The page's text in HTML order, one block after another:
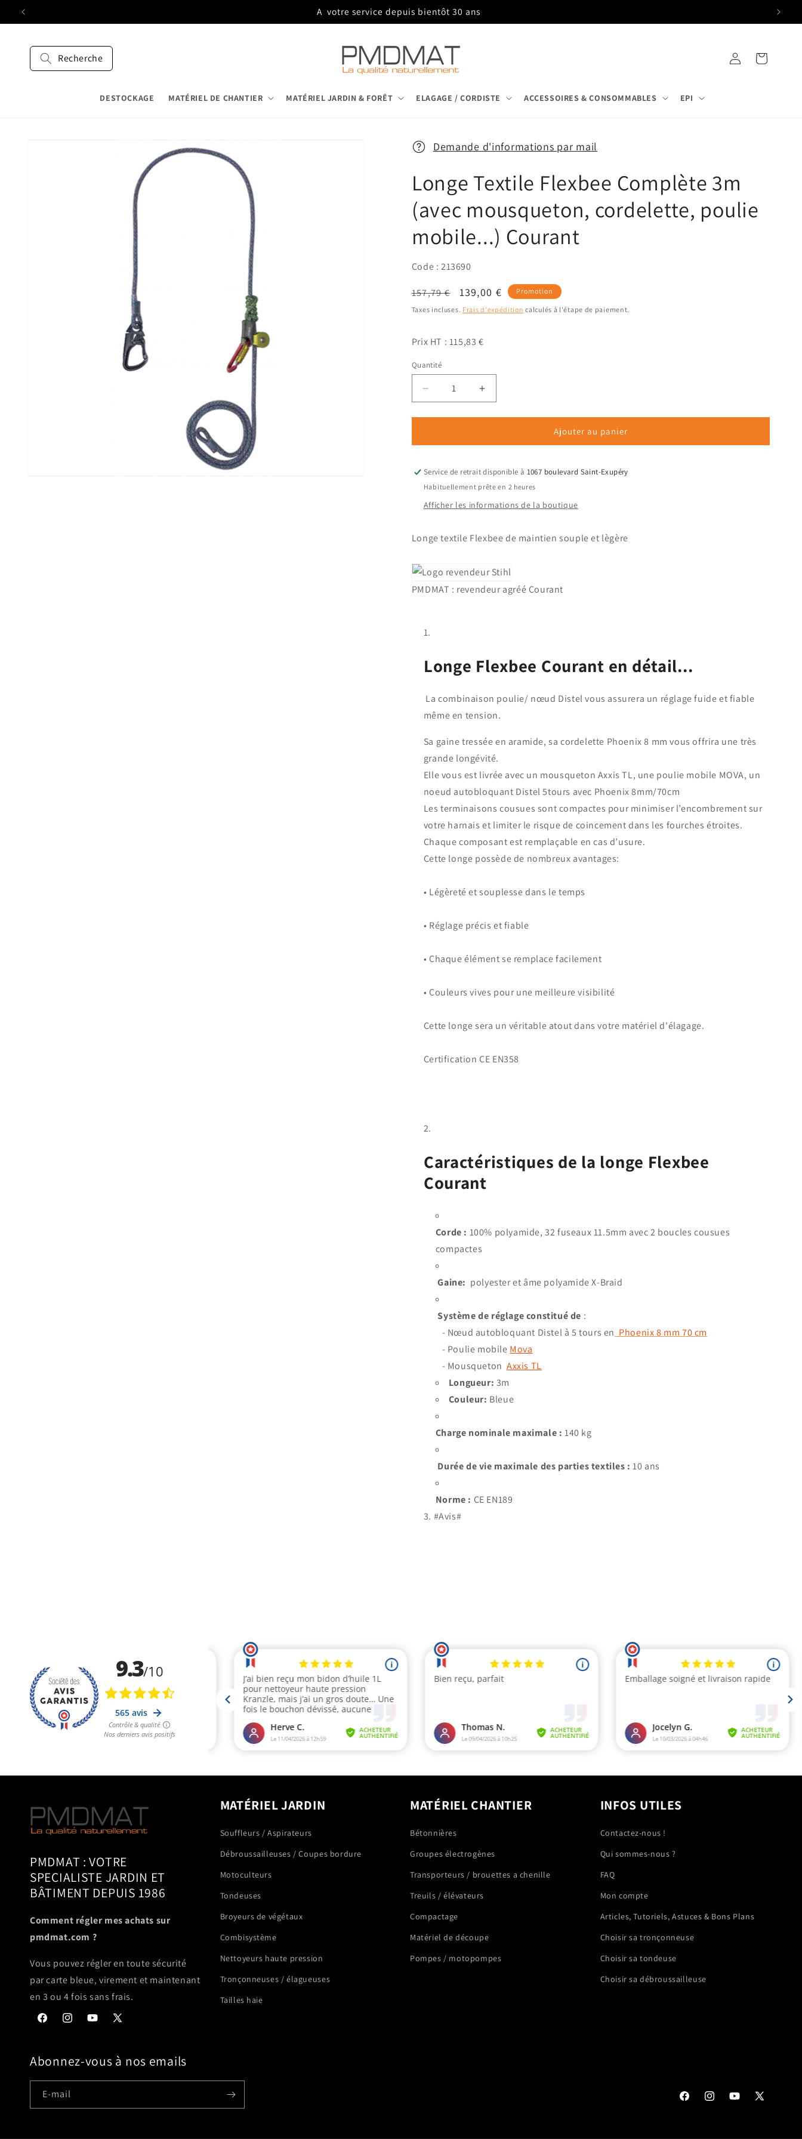
passer
au
Trois agences pour vous servir
Recherche
DESTOCKAGE MATÉRIEL DE CHANTIER MATÉRIEL JARDIN & FORÊT ELAGAGE / CORDISTE ACCESSOIRES & CONSOMMABLES EPI
Connexion Panier
Demande d'informations par mail
Longe Textile Flexbee Complète 3m
(avec mousqueton, cordelette, poulie
mobile...) Courant
Code : 213690
Prix
habituel
157,79 €
Prix
promotionnel
139,00 € Promotion
Taxes incluses. Frais d'expédition calculés à l'étape de paiement.
Prix HT : 115,83 €
Quantité
Quantité
Réduire
la
quantité
Longe
Flexbee
Complète
(avec
cordelette,
poulie
Courant
Augmenter
la
quantité
Longe
Flexbee
Complète
(avec
cordelette,
poulie
Courant
Ajouter au panier
Service de retrait disponible à 1067 boulevard Saint-Exupéry
Habituellement prête en 2 heures
Afficher les informations de la boutique
Longe textile Flexbee de maintien souple et lègère
PMDMAT : revendeur agréé Courant
Longe Flexbee Courant en détail...
La combinaison poulie/ nœud Distel vous assurera un réglage fuide et fiable
même en tension.
Sa gaine tressée en aramide, sa cordelette Phoenix 8 mm vous offrira une très
grande longévité.
Elle vous est livrée avec un mousqueton Axxis TL, une poulie mobile MOVA, un
noeud autobloquant Distel 5tours avec Phoenix 8mm/70cm
Les terminaisons cousues sont compactes pour minimiser l’encombrement sur
votre harnais et limiter le risque de coincement dans les fourches étroites.
Chaque composant est remplaçable en cas d’usure.
Cette longe possède de nombreux avantages:
• Légèreté et souplesse dans le temps
• Réglage précis et fiable
• Chaque élément se remplace facilement
• Couleurs vives pour une meilleure visibilité
Cette longe sera un véritable atout dans votre matériel d'élagage.
Certification CE EN358
Caractéristiques de la longe Flexbee
Courant
Corde : 100% polyamide, 32 fuseaux 11.5mm avec 2 boucles cousues
compactes
Gaine: polyester et âme polyamide X-Braid
Système de réglage constitué de :
- Nœud autobloquant Distel à 5 tours en Phoenix 8 mm 70 cm
- Poulie mobile Mova
- Mousqueton Axxis TL
Longueur: 3m
Couleur: Bleue
Charge nominale maximale : 140 kg
Durée de vie maximale des parties textiles :10 ans
Norme : CE EN189
#Avis#
PMDMAT : VOTRE
SPECIALISTE JARDIN ET
BÂTIMENT DEPUIS 1986
Comment régler mes achats sur
pmdmat.com ?
Vous pouvez régler en toute sécurité
par carte bleue, virement et maintenant
en 3 ou 4 fois sans frais.
FacebookInstagramYouTube
X
MATÉRIEL JARDIN
Souffleurs / Aspirateurs
Débroussailleuses / Coupes bordure
Motoculteurs
Tondeuses
Broyeurs de végétaux
Combisystème
Nettoyeurs haute pression
Tronçonneuses / élagueuses
Tailles haie
MATÉRIEL CHANTIER
Bétonnières
Groupes électrogènes
Transporteurs / brouettes a chenille
Treuils / élévateurs
Compactage
Matériel de découpe
Pompes / motopompes
INFOS UTILES
Contactez-nous !
Qui sommes-nous ?
FAQ
Mon compte
Articles, Tutoriels, Astuces & Bons Plans
Choisir sa tronçonneuse
Choisir sa tondeuse
Choisir sa débroussailleuse
Abonnez-vous à nos emails
E-mail
FacebookInstagramYouTube
X